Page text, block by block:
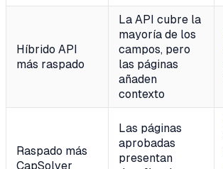
Híbrido API
más raspado
La API cubre la
mayoría de los
campos, pero
las páginas
añaden
contexto
Raspado más
CapSolver
Las páginas
aprobadas
presentan